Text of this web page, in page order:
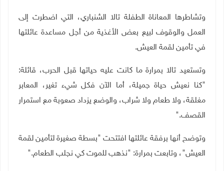
وتشاطرها المعاناة الطفلة تالا الشنباري، التي اضطرت إلى
العمل والوقوف لبيع بعض الأغذية من أجل مساعدة عائلتها
في تأمين لقمة العيش.
وتستعيد تالا بمرارة ما كانت عليه حياتها قبل الحرب، قائلة:
"كنا نعيش حياة جميلة، أما الآن فكل شيء تغير، المعابر
مغلقة، ولا طعام ولا شراب، والوضع يزداد صعوبة مع استمرار
القصف".
وتوضح أنها برفقة عائلتها افتتحت "بسطة صغيرة لتأمين لقمة
العيش"، وتابعت بمرارة: "نذهب للموت كي نجلب الطعام".